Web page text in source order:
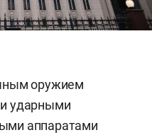
оружием
ударными
аппаратами